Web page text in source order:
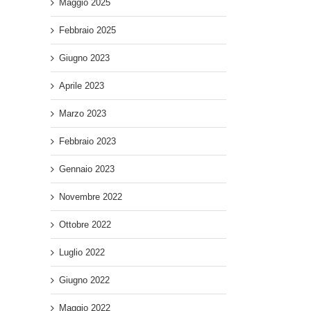
Maggio 2025
Febbraio 2025
Giugno 2023
Aprile 2023
Marzo 2023
Febbraio 2023
Gennaio 2023
Novembre 2022
Ottobre 2022
Luglio 2022
Giugno 2022
Maggio 2022